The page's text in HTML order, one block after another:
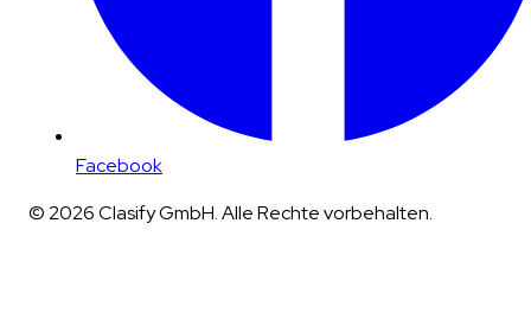
Facebook
© 2026 Clasify GmbH. Alle Rechte vorbehalten.